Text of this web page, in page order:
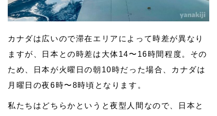
カナダは広いので滞在エリアによって時差が異なり
ますが、日本との時差は大体14〜16時間程度。その
ため、日本が火曜日の朝10時だった場合、カナダは
月曜日の夜6時〜8時頃となります。
私たちはどちらかというと夜型人間なので、日本と